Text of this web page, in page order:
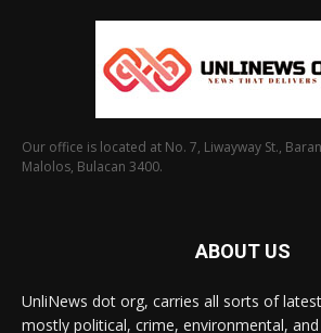
Our office is located at No. 7, Liwayway St.,
Malolos, Bulacan 3400.
ABOUT US
UnliNews dot org, carries all sorts of
mostly political, crime, environmental, and